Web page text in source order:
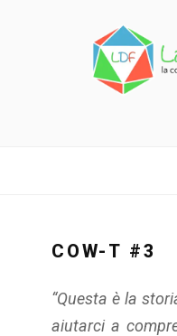
COW-T #3
“Questa è la
aiutarci a